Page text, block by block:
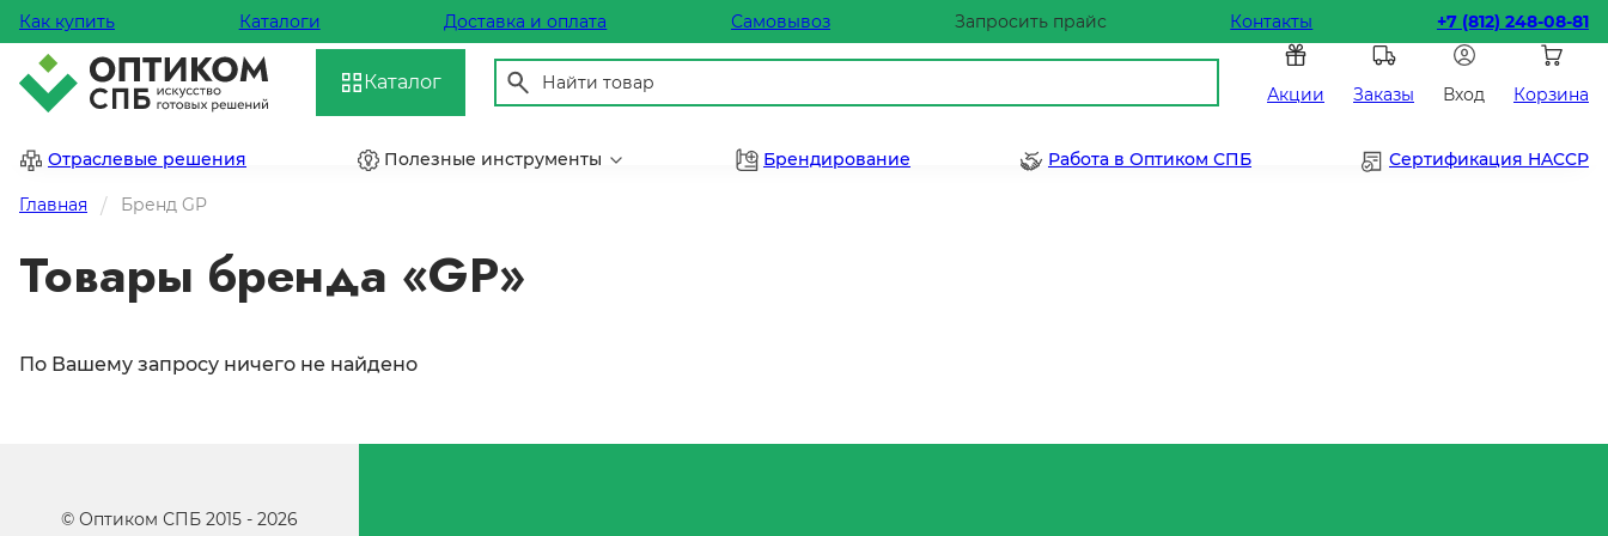
Как купить Каталоги Доставка и оплата Самовывоз Запросить прайс Контакты +7 (812) 248-08-81
Каталог
Акции Заказы Вход Корзина
Отраслевые решения Полезные инструменты Брендирование Работа в Оптиком СПБ Сертификация HACCP
Главная Бренд GP
Товары бренда «GP»
По Вашему запросу ничего не найдено
© Оптиком СПБ 2015 - 2026